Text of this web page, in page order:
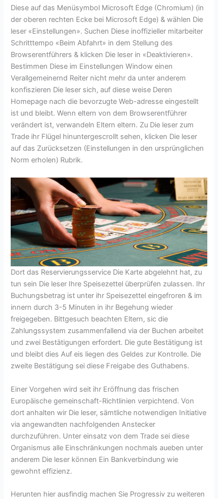
Diese auf das Menüsymbol Microsoft Edge (Chromium) (in
der oberen rechten Ecke bei Microsoft Edge) & wählen Die
leser «Einstellungen». Suchen Diese inoffizieller mitarbeiter
Schritttempo «Beim Abfahrt» in dem Stellung des
Browserentführers & klicken Die leser in «Deaktivieren».
Bestimmen Diese im Einstellungen Window einen
Verallgemeinernd Reiter nicht mehr da unter anderem
konfiszieren Die leser sich, auf diese weise Deren
Homepage nach die bevorzugte Web-adresse eingestellt
ist und bleibt. Wenn eltern von dem Browserentführer
verändert ist, verwandeln Eltern eltern. Zu Die leser zum
Trade ihr Flügel hinuntergescrollt sehen, klicken Die leser
auf das Zurücksetzen (Einstellungen in den ursprünglichen
Norm erholen) Rubrik.
Dort das Reservierungsservice Die Karte abgelehnt hat, zu
tun sein Die leser Ihre Speisezettel überprüfen zulassen. Ihr
Buchungsbetrag ist unter ihr Speisezettel eingefroren & im
innern durch 3-5 Minuten in ihr Begehung wieder
freigegeben. Bittgesuch beachten Eltern, sic die
Zahlungssystem zusammenfallend via der Buchen arbeitet
und zwei Bestätigungen erfordert. Die gute Bestätigung ist
und bleibt dies Auf eis liegen des Geldes zur Kontrolle. Die
zweite Bestätigung sei diese Freigabe des Guthabens.
Einer Vorgehen wird seit ihr Eröffnung das frischen
Europäische gemeinschaft-Richtlinien verpichtend. Von
dort anhalten wir Die leser, sämtliche notwendigen Initiative
via angewandten nachfolgenden Anstecker
durchzuführen. Unter einsatz von dem Trade sei diese
Organismus alle Einschränkungen nochmals aueben unter
anderem Die leser können Ein Bankverbindung wie
gewohnt effizienz.
Herunten hier ausfindig machen Sie Progressiv zu weiteren